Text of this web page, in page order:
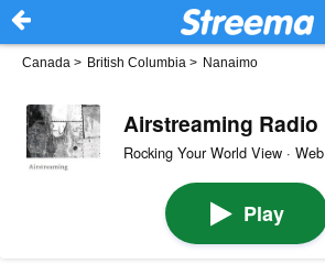
Canada > British Columbia > Nanaimo
Airstreaming Radio
Rocking Your World View · Web
Play